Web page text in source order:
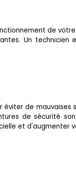
de
Un
de mauvaises
de sécurité
et d'augmenter